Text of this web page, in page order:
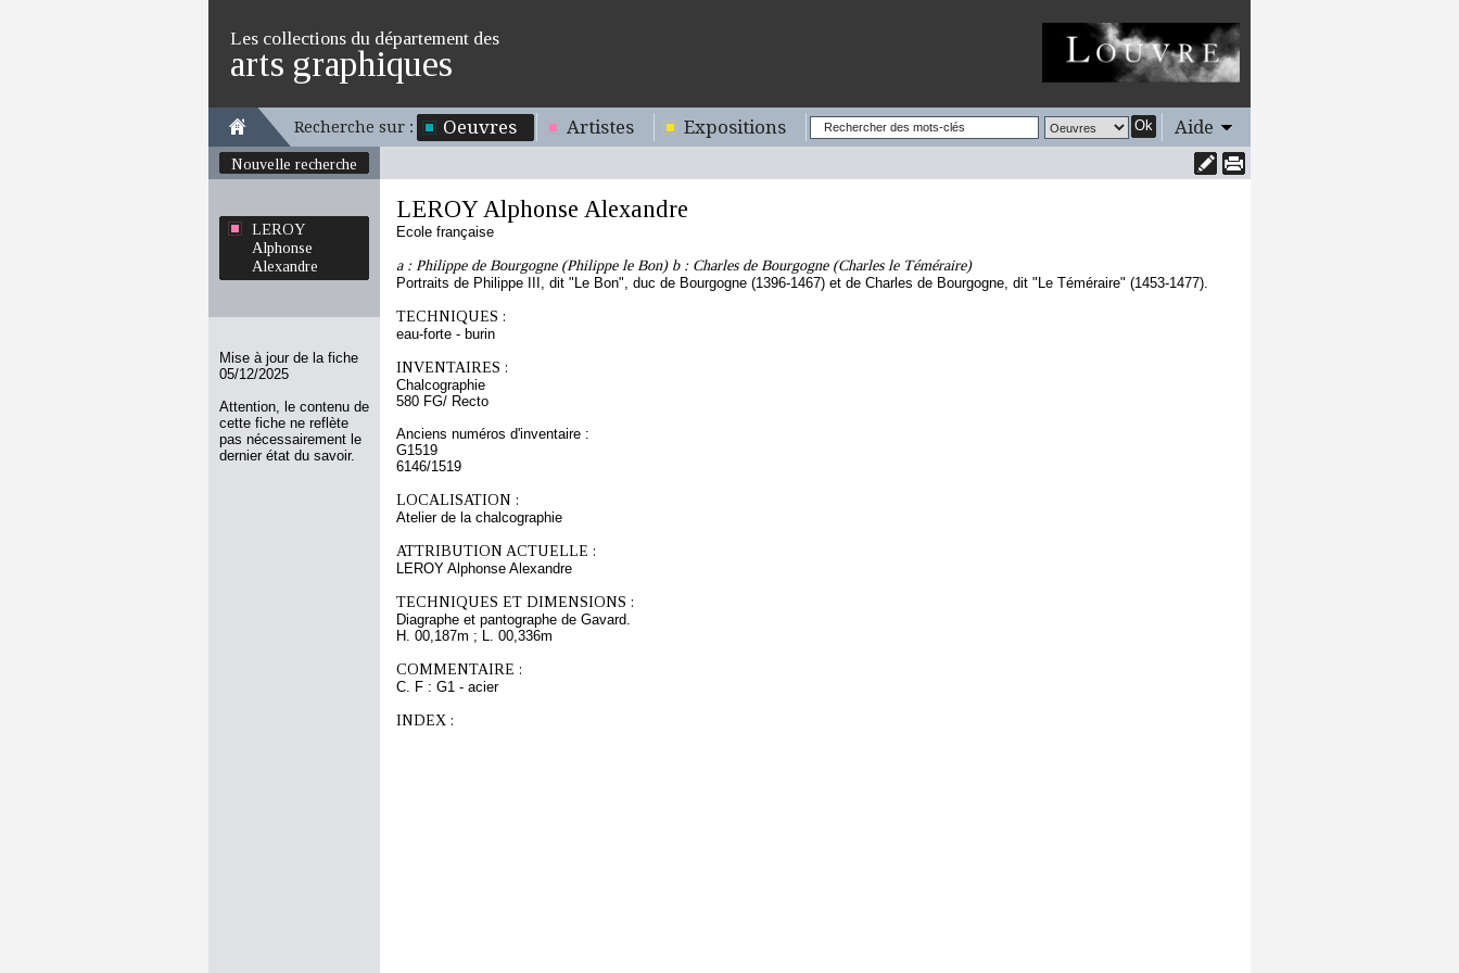
Les collections du département des
arts graphiques
Recherche sur : Oeuvres Artistes Expositions Ok Aide
Nouvelle recherche
LEROY
Alphonse
Alexandre
Mise à jour de la fiche
05/12/2025
Attention, le contenu de
cette fiche ne reflète
pas nécessairement le
dernier état du savoir.
LEROY Alphonse Alexandre
Ecole française
a : Philippe de Bourgogne (Philippe le Bon) b : Charles de Bourgogne (Charles le Téméraire)
Portraits de Philippe III, dit "Le Bon", duc de Bourgogne (1396-1467) et de Charles de Bourgogne, dit "Le Téméraire" (1453-1477).
TECHNIQUES :
eau-forte - burin
INVENTAIRES :
Chalcographie
580 FG/ Recto
Anciens numéros d'inventaire :
G1519
6146/1519
LOCALISATION :
Atelier de la chalcographie
ATTRIBUTION ACTUELLE :
LEROY Alphonse Alexandre
TECHNIQUES ET DIMENSIONS :
Diagraphe et pantographe de Gavard.
H. 00,187m ; L. 00,336m
COMMENTAIRE :
C. F : G1 - acier
INDEX :